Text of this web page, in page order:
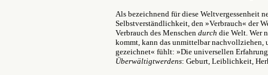
Als bezeichnend für diese Weltvergessenheit
Selbstverständlichkeit, den »Verbrauch« der
Verbrauch des Menschen durch die Welt. Wer
kommt, kann das unmittelbar nachvollziehen,
gezeichnet« fühlt: »Die universellen
Überwältigtwerdens: Geburt, Leiblichkeit,